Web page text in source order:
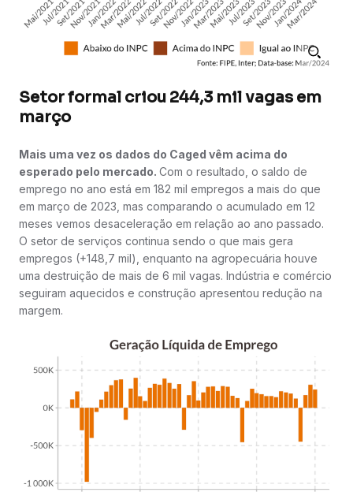
Setor formal criou 244,3 mil vagas em
março
Mais uma vez os dados do Caged vêm acima do
esperado pelo mercado. Com o resultado, o saldo de
emprego no ano está em 182 mil empregos a mais do que
em março de 2023, mas comparando o acumulado em 12
meses vemos desaceleração em relação ao ano passado.
O setor de serviços continua sendo o que mais gera
empregos (+148,7 mil), enquanto na agropecuária houve
uma destruição de mais de 6 mil vagas. Indústria e comércio
seguiram aquecidos e construção apresentou redução na
margem.